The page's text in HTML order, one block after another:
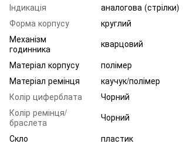
Індикація
аналогова (стрілки)
Форма корпусу
круглий
Механізм
годинника
кварцовий
Матеріал корпусу
полімер
Матеріал ремінця
каучук/полімер
Колір циферблата
Чорний
Колір ремінця/
браслета
Чорний
Скло
пластик